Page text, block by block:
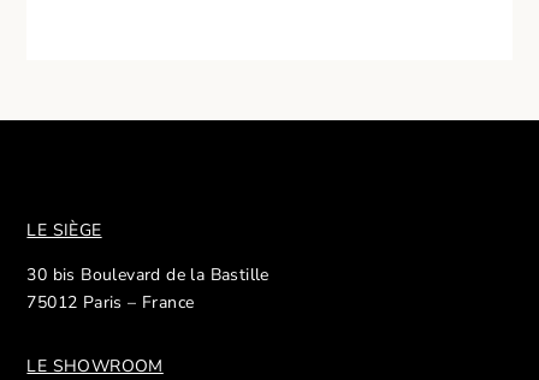
LE SIÈGE
30 bis Boulevard de la Bastille
75012 Paris – France
LE SHOWROOM